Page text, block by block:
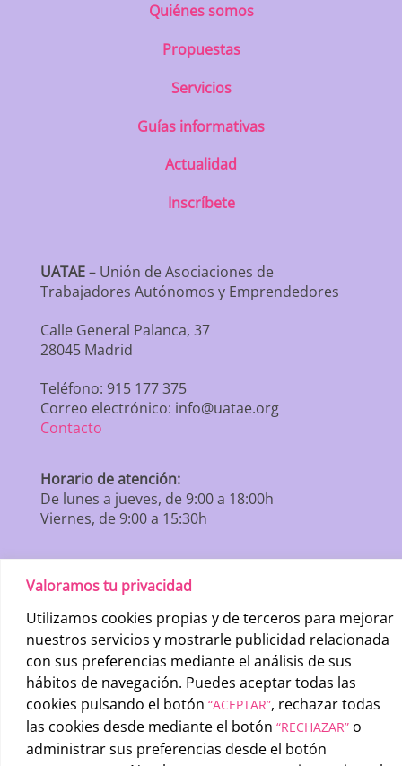
Valoramos tu privacidad
Utilizamos cookies propias y de terceros para mejorar
nuestros servicios y mostrarle publicidad relacionada
con sus preferencias mediante el análisis de sus
hábitos de navegación. Puedes aceptar todas las
cookies pulsando el botón “ACEPTAR”, rechazar todas
las cookies desde mediante el botón “RECHAZAR” o
administrar sus preferencias desde el botón
Quiénes somos
Propuestas
Servicios
Guías informativas
Actualidad
Inscríbete
UATAE– Unión de Asociaciones de
Trabajadores Autónomos y Emprendedores
Calle General Palanca, 37
28045 Madrid
Teléfono: 915 177 375
Correo electrónico: info@uatae.org
Contacto
Horario de atención:
De lunes a jueves, de 9:00 a 18:00h
Viernes, de 9:00 a 15:30h